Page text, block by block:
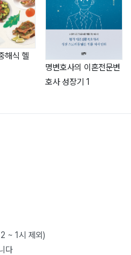
한 비판적 평가
비판
성 …………… 88
90
101
녀의 진로 문제
해식 헬
명변호사의 이혼전문변
호사 성장기 1
~ 1시 제외)
다